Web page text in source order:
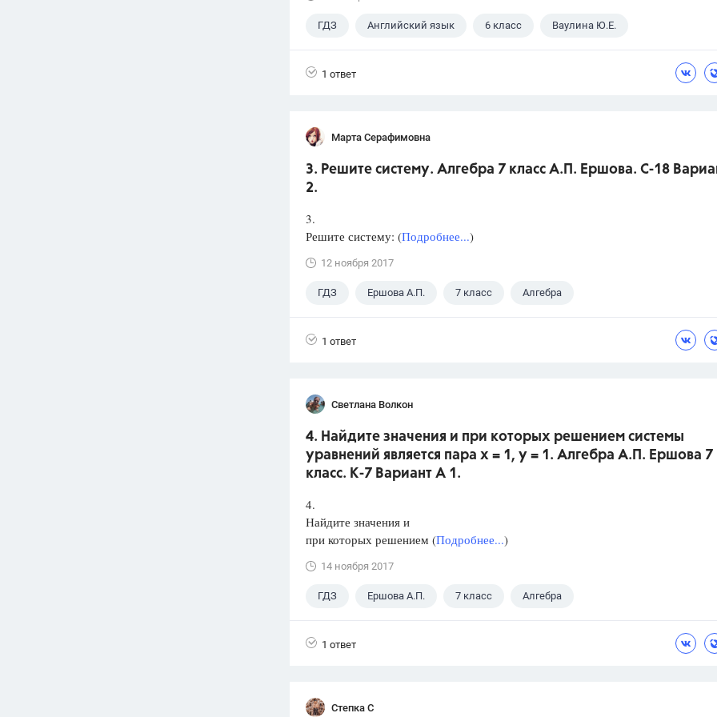
ГДЗ Английский язык 6 класс Ваулина Ю.Е.
1 ответ
Марта Серафимовна
3. Решите систему. Алгебра 7 класс А.П. Ершова. С-18
2.
3.
Решите систему: (Подробнее...)
12 ноября 2017
ГДЗ Ершова А.П. 7 класс Алгебра
1 ответ
Светлана Волкон
4. Найдите значения и при которых решением системы
уравнений является пара х = 1, у = 1. Алгебра А.П. Ершова 7
класс. К-7 Вариант А 1.
4.
Найдите значения и
при которых решением (Подробнее...)
14 ноября 2017
ГДЗ Ершова А.П. 7 класс Алгебра
1 ответ
Степка С